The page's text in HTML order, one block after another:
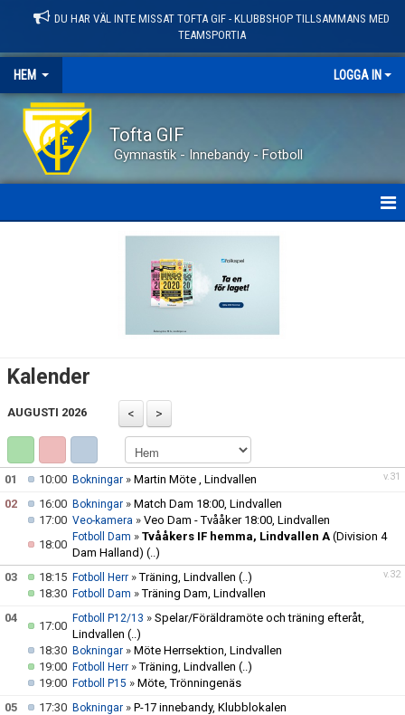
DU HAR VÄL INTE MISSAT TOFTA GIF - KLUBBSHOP TILLSAMMANS MED
TEAMSPORTIA
HEM LOGGA IN
Tofta GIF
Gymnastik - Innebandy - Fotboll
VÅRA LEDARE
MATCHER
DOKUMENT
Kalender
AUGUSTI 2026
v.31
01 10:00 Bokningar » Martin Möte , Lindvallen
02
16:00 Bokningar » Match Dam 18:00, Lindvallen
17:00 Veo-kamera » Veo Dam - Tvååker 18:00, Lindvallen
18:00
Fotboll Dam » Tvååkers IF hemma, Lindvallen A (Division 4
Dam Halland) (..)
v.32
03 18:15 Fotboll Herr »Träning, Lindvallen (..)
18:30 Fotboll Dam »Träning Dam, Lindvallen
04
17:00
Fotboll P12/13 » Spelar/Föräldramöte och träning efteråt,
Lindvallen (..)
18:30 Bokningar » Möte Herrsektion, Lindvallen
19:00 Fotboll Herr »Träning, Lindvallen (..)
19:00 Fotboll P15 » Möte, Trönningenäs
05
17:30 Bokningar » P-17 innebandy, Klubblokalen